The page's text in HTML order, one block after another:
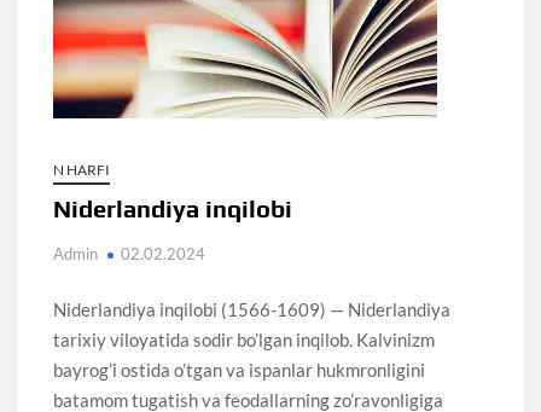
N HARFI
Niderlandiya inqilobi
Admin 02.02.2024
Niderlandiya inqilobi (1566-1609) — Niderlandiya
tarixiy viloyatida sodir bo’lgan inqilob. Kalvinizm
bayrog’i ostida o’tgan va ispanlar hukmronligini
batamom tugatish va feodallarning zo’ravonligiga